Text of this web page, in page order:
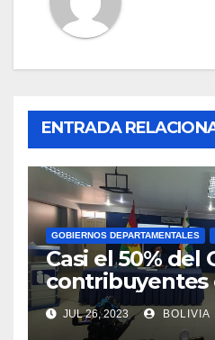
ENTRADA
GOBIERNOS DEPARTAMENTALES
Casi el 50% del
contribuyentes
facturas en
plazo fijado
JUL 26, 2023 BOLIVIA